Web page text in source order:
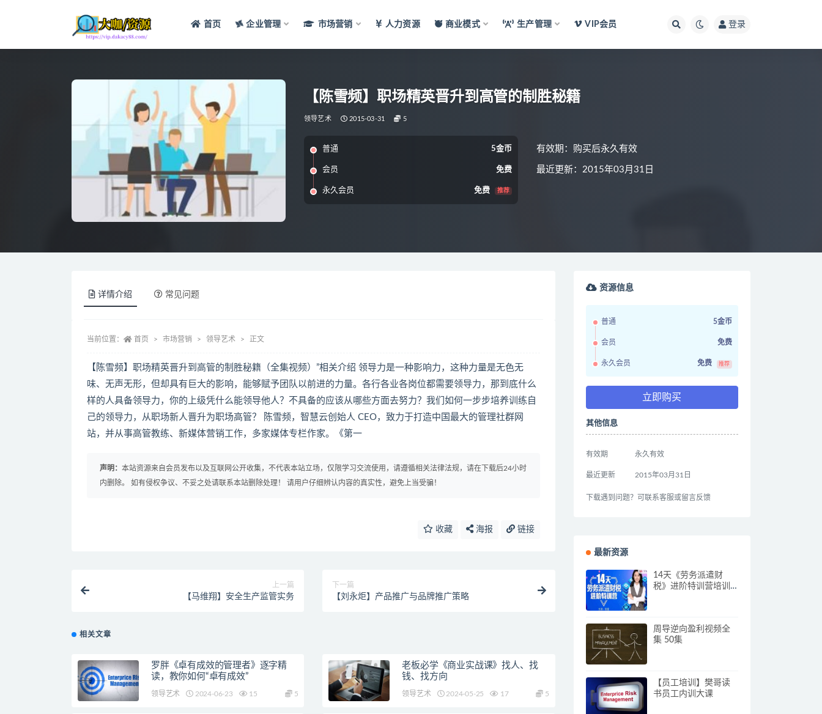
首页 企业管理 市场营销 人力资源 商业模式 生产管理 VIP会员 登录
【陈雪频】职场精英晋升到高管的制胜秘籍
领导艺术 2015-03-31 5
普通 5金币
会员 免费
永久会员 免费 推荐
有效期：购买后永久有效
最近更新：2015年03月31日
详情介绍 常见问题
当前位置： 首页 市场营销 领导艺术 正文
【陈雪频】职场精英晋升到高管的制胜秘籍（全集视频）”相关介绍 领导力是一种影响力，这种力量是无色无
味、无声无形，但却具有巨大的影响，能够赋予团队以前进的力量。各行各业各岗位都需要领导力，那到底什么
样的人具备领导力，你的上级凭什么能领导他人？不具备的应该从哪些方面去努力？我们如何一步步培养训练自
己的领导力，从职场新人晋升为职场高管？ 陈雪频，智慧云创始人 CEO，致力于打造中国最大的管理社群网
站，并从事高管教练、新媒体营销工作，多家媒体专栏作家。《第一
声明： 本站资源来自会员发布以及互联网公开收集，不代表本站立场，仅限学习交流使用，请遵循相关法律法规，请在下载后24小时
内删除。 如有侵权争议、不妥之处请联系本站删除处理！ 请用户仔细辨认内容的真实性，避免上当受骗！
收藏 海报 链接
上一篇
【马维翔】安全生产监管实务
下一篇
【刘永炬】产品推广与品牌推广策略
相关文章
罗胖《卓有成效的管理者》逐字精
读，教你如何“卓有成效”
领导艺术 2024-06-23 15 5
老板必学《商业实战课》找人、找
钱、找方向
领导艺术 2024-05-25 17 5
资源信息
普通 5金币
会员 免费
永久会员 免费 推荐
立即购买
其他信息
有效期 永久有效
最近更新 2015年03月31日
下载遇到问题？可联系客服或留言反馈
最新资源
14天《劳务派遣财
税》进阶特训营培训
周导逆向盈利视频全
集 50集
【员工培训】樊哥读
书员工内训大课